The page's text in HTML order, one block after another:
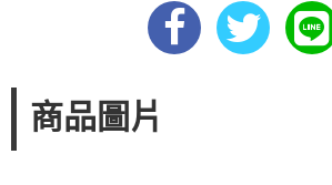
商品圖片